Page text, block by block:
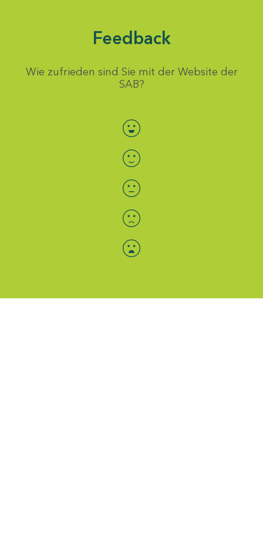
Feedback
Wie zufrieden sind Sie mit der Website der
SAB?
Bewertung auswählen